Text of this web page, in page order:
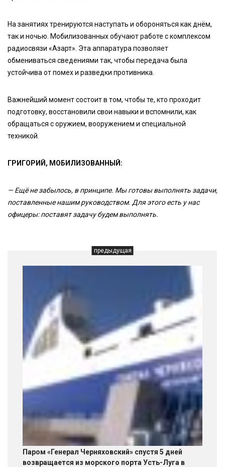
На занятиях тренируются наступать и обороняться как днём,
так и ночью. Мобилизованных обучают работе с комплексом
радиосвязи «Азарт». Эта аппаратура позволяет
обмениваться сведениями так, чтобы передача была
устойчива от помех и разведки противника.
Важнейший момент состоит в том, чтобы те, кто проходит
подготовку, восстановили свои навыки и вспомнили, как
обращаться с оружием, вооружением и специальной
техникой.
ГРИГОРИЙ, МОБИЛИЗОВАННЫЙ:
— Ещё не забылось, в принципе. Мы готовы выполнять задачи,
поставленные нашим руководством. Для этого есть у нас
офицеры: поставят задачу будем выполнять.
предыдущая
Паром «Генерал Черняховский» спустя 5 дней
возвращается из морского порта Усть-Луга в